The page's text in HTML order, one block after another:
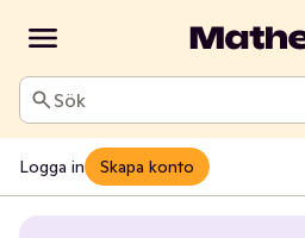
Sök
Logga in Skapa konto